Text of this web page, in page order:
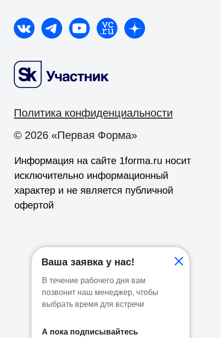
В течение рабочего дня вам
позвонит наш менеджер, чтобы
выбрать время для встречи
Ваша заявка у нас!
А пока подписывайтесь